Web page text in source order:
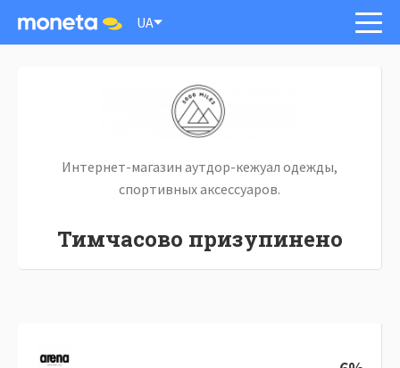
UA
Интернет-магазин аутдор-кежуал одежды,
спортивных аксессуаров.
Тимчасово призупинено